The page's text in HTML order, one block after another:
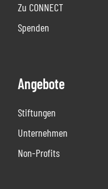
Zu CONNECT
Spenden
Angebote
Stiftungen
Unternehmen
Non-Profits